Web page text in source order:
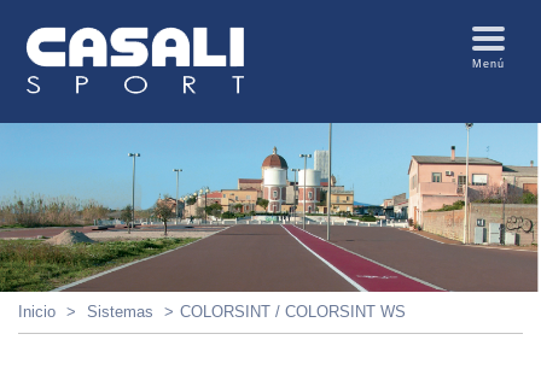
Menú
Inicio Sistemas COLORSINT / COLORSINT WS